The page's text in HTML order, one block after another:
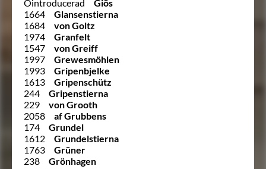
Ointroducerad
Giös
1664
Glansenstierna
1684
von Goltz
1974
Granfelt
1547
von Greiff
1997
Grewesmöhlen
1993
Gripenbjelke
1613
Gripenschütz
244
Gripenstierna
229
von Grooth
2058
af Grubbens
174
Grundel
1612
Grundelstierna
1763
Grüner
238
Grönhagen